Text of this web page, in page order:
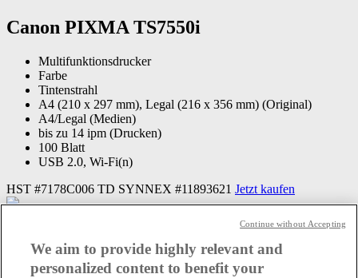
Canon PIXMA TS7550i
Multifunktionsdrucker
Farbe
Tintenstrahl
A4 (210 x 297 mm), Legal (216 x 356 mm) (Original)
A4/Legal (Medien)
bis zu 14 ipm (Drucken)
100 Blatt
USB 2.0, Wi-Fi(n)
HST #7178C006 TD SYNNEX #11893621 Jetzt kaufen
Canon PIXMA TR7650
We aim to provide highly relevant and
personalized content to benefit your
Continue without Accepting